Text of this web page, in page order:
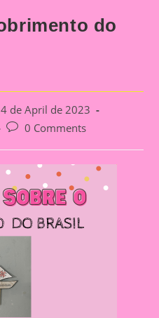
do
de April de 2023
Post0 Comments